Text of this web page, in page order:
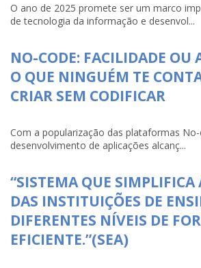
O ano de 2025 promete ser um marco
de tecnologia da informação e desenvol...
NO-CODE: FACILIDADE OU
O QUE NINGUÉM TE
CRIAR SEM CODIFICAR
Com a popularização das plataformas
desenvolvimento de aplicações alcanç...
“SISTEMA QUE SIMPLIFICA
DAS INSTITUIÇÕES DE
DIFERENTES NÍVEIS DE
EFICIENTE.”(SEA)